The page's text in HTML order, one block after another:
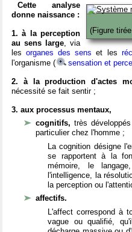
(Figure
Cette analyse
donne naissance :
1. à la perception
au sens large, via
lesorganes des sens et les
l'organisme (
sensation et
2. à la production d'actes
nécessité se fait sentir ;
3. aux processus mentaux,
cognitifs,très
particulier chez l'homme ;
La cognition désigne
se rapportent à la
mémoire, le
l'intelligence, la
la perception ou
affectifs.
L'affect correspond à
vague ou qualifié,